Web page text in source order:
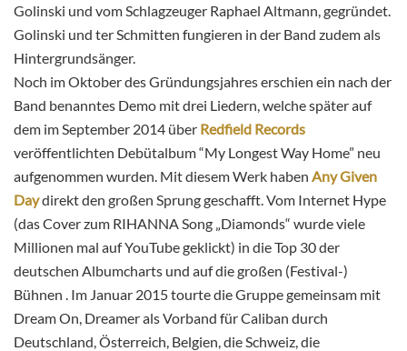
Golinski und vom Schlagzeuger Raphael Altmann, gegründet.
Golinski und ter Schmitten fungieren in der Band zudem als
Hintergrundsänger.
Noch im Oktober des Gründungsjahres erschien ein nach der
Band benanntes Demo mit drei Liedern, welche später auf
dem im September 2014 über Redfield Records
veröffentlichten Debütalbum “My Longest Way Home” neu
aufgenommen wurden. Mit diesem Werk haben Any Given
Daydirekt den großen Sprung geschafft. Vom Internet Hype
(das Cover zum RIHANNA Song „Diamonds“ wurde viele
Millionen mal auf YouTube geklickt) in die Top 30 der
deutschen Albumcharts und auf die großen (Festival-)
Bühnen . Im Januar 2015 tourte die Gruppe gemeinsam mit
Dream On, Dreamer als Vorband für Caliban durch
Deutschland, Österreich, Belgien, die Schweiz, die